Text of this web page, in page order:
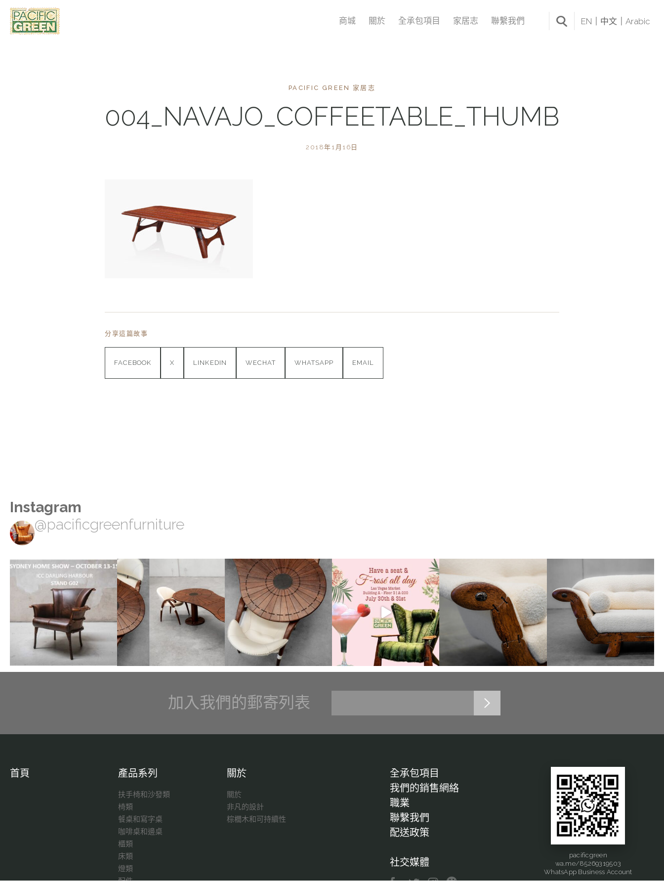
商城 關於 全承包項目 家居志 聯繫我們 EN 中文 Arabic
PACIFIC GREEN 家居志
004_NAVAJO_COFFEETABLE_THUMB
2018年1月16日
分享這篇故事
FACEBOOK X LINKEDIN WECHAT WHATSAPP EMAIL
Instagram
@pacificgreenfurniture
加入我們的郵寄列表
首頁 產品系列
扶手椅和沙發類
椅類
餐桌和寫字桌
咖啡桌和邊桌
櫃類
床類
燈類
配件
關於
關於
非凡的設計
棕櫚木和可持續性
全承包項目
我們的銷售網絡
職業
聯繫我們
配送政策
社交媒體
pacificgreen
wa.me/85269319503
WhatsApp Business Account